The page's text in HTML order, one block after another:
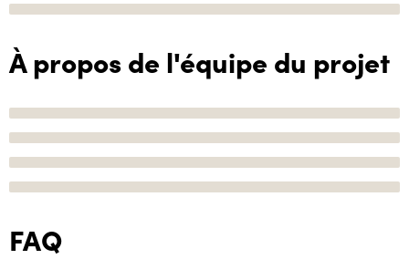
À propos de l'équipe du projet
FAQ